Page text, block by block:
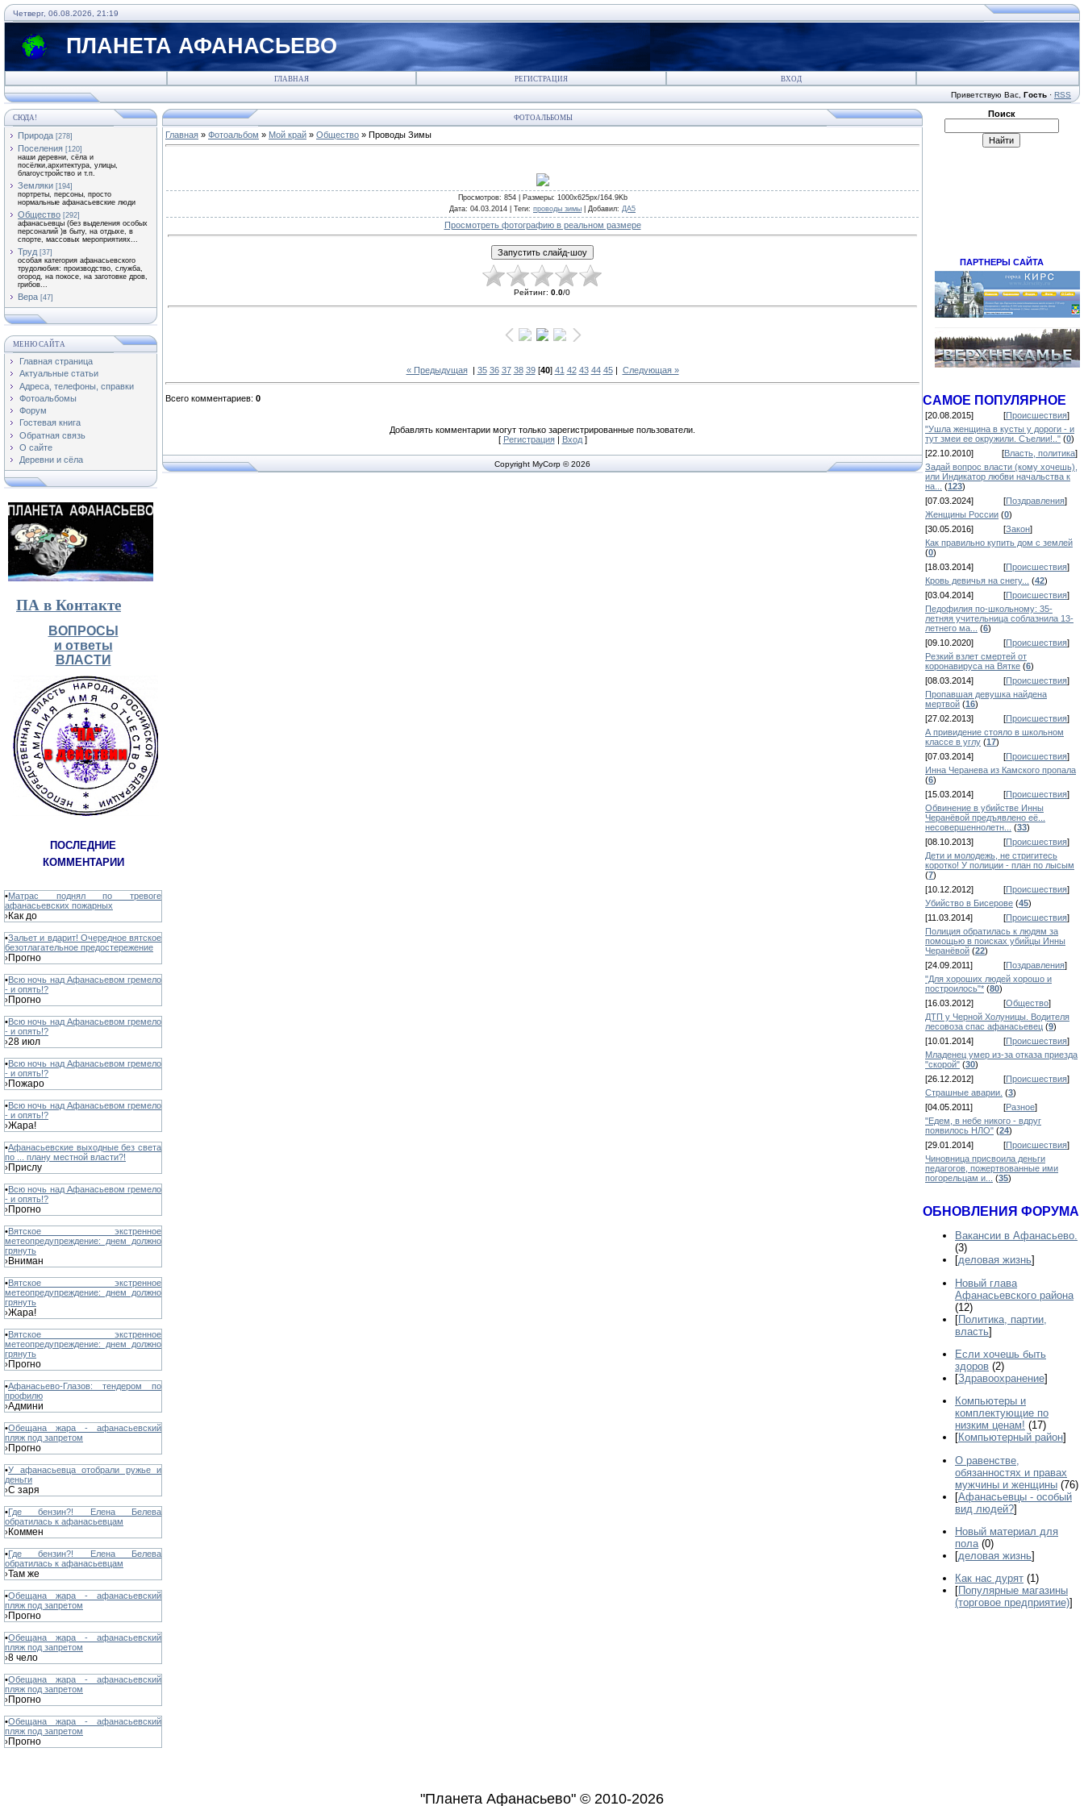
Четверг, 06.08.2026, 21:19
ПЛАНЕТА АФАНАСЬЕВО
ГЛАВНАЯ РЕГИСТРАЦИЯ ВХОД
Приветствую Вас Гость · RSS
СЮДА!
Природа [278]
Поселения [120]
наши деревни, сёла и
посёлки,архитектура, улицы,
благоустройство и т.п.
Земляки [194]
портреты, персоны, просто
нормальные афанасьевские люди
Общество [292]
афанасьевцы (без выделения особых
персоналий )в быту, на отдыхе, в
спорте, массовых мероприятиях...
Труд [37]
особая категория афанасьевского
трудолюбия: производство, служба,
огород, на покосе, на заготовке дров,
грибов...
Вера [47]
МЕНЮ САЙТА
Главная страница
Актуальные статьи
Адреса, телефоны, справки
Фотоальбомы
Форум
Гостевая книга
Обратная связь
О сайте
Деревни и сёла
ПА в Контакте
ВОПРОСЫ
и ответы
ВЛАСТИ
ПОСЛЕДНИЕ
КОММЕНТАРИИ
•Матрас поднял по тревоге
афанасьевских пожарных
›Как до
•Зальет и вдарит! Очередное вятское
безотлагательное предостережение
›Прогно
•Всю ночь над Афанасьевом гремело
- и опять!?
›Прогно
•Всю ночь над Афанасьевом гремело
- и опять!?
›28 июл
•Всю ночь над Афанасьевом гремело
- и опять!?
›Пожаро
•Всю ночь над Афанасьевом гремело
- и опять!?
›Жара!
•Афанасьевские выходные без света
по ... плану местной власти?!
›Прислу
•Всю ночь над Афанасьевом гремело
- и опять!?
›Прогно
•Вятское экстренное
метеопредупреждение: днем должно
грянуть
›Вниман
•Вятское экстренное
метеопредупреждение: днем должно
грянуть
›Жара!
•Вятское экстренное
метеопредупреждение: днем должно
грянуть
›Прогно
•Афанасьево-Глазов: тендером по
профилю
›Админи
•Обещана жара - афанасьевский
пляж под запретом
›Прогно
•У афанасьевца отобрали ружье и
деньги
›С заря
•Где бензин?! Елена Белева
обратилась к афанасьевцам
›Коммен
•Где бензин?! Елена Белева
обратилась к афанасьевцам
›Там же
•Обещана жара - афанасьевский
пляж под запретом
›Прогно
•Обещана жара - афанасьевский
пляж под запретом
›8 чело
•Обещана жара - афанасьевский
пляж под запретом
›Прогно
•Обещана жара - афанасьевский
пляж под запретом
›Прогно
ФОТОАЛЬБОМЫ
Главная » Фотоальбом » Мой край » Общество » Проводы Зимы
Просмотров: 854 | Размеры: 1000x625px/164.9Kb
Дата: 04.03.2014 | Теги: проводы зимы Добавил: ДА5
Просмотреть фотографию в реальном размере
Рейтинг: 0.0/0
« Предыдущая| 35 36 37 38 39[40] 41 42 43 44 45| Следующая »
Всего комментариев: 0
Добавлять комментарии могут только зарегистрированные пользователи.
[ Регистрация| Вход]
Copyright MyCorp © 2026
Поиск
ПАРТНЕРЫ САЙТА
САМОЕ ПОПУЛЯРНОЕ
[20.08.2015] [Происшествия]
"Ушла женщина в кусты у дороги - и
тут змеи ее окружили. Съелии!.." (0)
[22.10.2010]
[Власть, политика]
Задай вопрос власти (кому хочешь),
или Индикатор любви начальства к
на...
(123)
[07.03.2024]
[Поздравления]
Женщины России (0)
[30.05.2016]
[Закон]
Как правильно купить дом с землей
(0)
[18.03.2014]
[Происшествия]
Кровь девичья на снегу...
(42)
[03.04.2014]
[Происшествия]
Педофилия по-школьному: 35-
летняя учительница соблазнила 13-
летнего ма...
(6)
[09.10.2020]
[Происшествия]
Резкий взлет смертей от
коронавируса на Вятке (6)
[08.03.2014]
[Происшествия]
Пропавшая девушка найдена
мертвой (16)
[27.02.2013]
[Происшествия]
А привидение стояло в школьном
классе в углу (17)
[07.03.2014]
[Происшествия]
Инна Черанева из Камского пропала
(6)
[15.03.2014]
[Происшествия]
Обвинение в убийстве Инны
Черанёвой предъявлено её...
несовершеннолетн...
(33)
[08.10.2013]
[Происшествия]
Дети и молодежь, не стригитесь
коротко! У полиции - план по лысым
(7)
[10.12.2012]
[Происшествия]
Убийство в Бисерове (45)
[11.03.2014]
[Происшествия]
Полиция обратилась к людям за
помощью в поисках убийцы Инны
Черанёвой (22)
[24.09.2011]
[Поздравления]
"Для хороших людей хорошо и
построилось"* (80)
[16.03.2012]
[Общество]
ДТП у Черной Холуницы. Водителя
лесовоза спас афанасьевец (9)
[10.01.2014]
[Происшествия]
Младенец умер из-за отказа приезда
"скорой" (30)
[26.12.2012]
[Происшествия]
Страшные аварии. (3)
[04.05.2011]
[Разное]
"Едем, в небе никого - вдруг
появилось НЛО" (24)
[29.01.2014]
[Происшествия]
Чиновница присвоила деньги
педагогов, пожертвованные ими
погорельцам и...
(35)
ОБНОВЛЕНИЯ ФОРУМА
Вакансии в Афанасьево.
(3)
[деловая жизнь]
Новый глава
Афанасьевского района
(12)
[Политика, партии,
власть]
Если хочешь быть
здоров (2)
[Здравоохранение]
Компьютеры и
комплектующие по
низким ценам! (17)
[Компьютерный район]
О равенстве,
обязанностях и правах
мужчины и женщины (76)
[Афанасьевцы - особый
вид людей?]
Новый материал для
пола (0)
[деловая жизнь]
Как нас дурят (1)
[Популярные магазины
(торговое предприятие)]
"Планета Афанасьево" © 2010-2026